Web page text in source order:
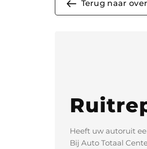
Terug naar
Heeft uw autoruit
Bij Auto Totaal